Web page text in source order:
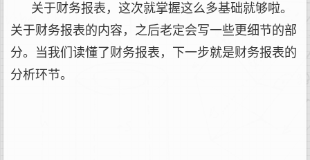
关于财务报表，这次就掌握这么多基础就够啦。
关于财务报表的内容，之后老定会写一些更细节的部
分。当我们读懂了财务报表，下一步就是财务报表的
分析环节。